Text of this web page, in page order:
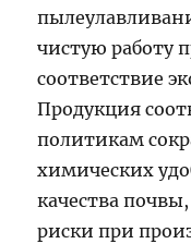
чистую работу
соответствие
Продукция
политикам
химических
качества
риски при